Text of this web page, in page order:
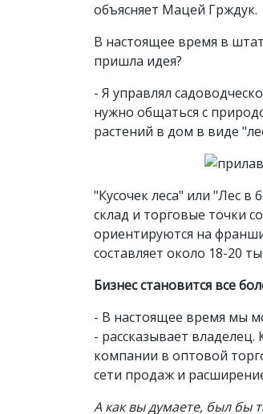
объясняет Мацей Грждук.
В настоящее время в
пришла идея?
- Я управлял
нужно общаться с
растений в дом в виде
"Кусочек леса" или "Лес в
склад и торговые точки
ориентируются на
составляет около 18-20
Бизнес становится все
- В настоящее время мы
- рассказывает
компании в оптовой
сети продаж и
А как вы думаете, был бы